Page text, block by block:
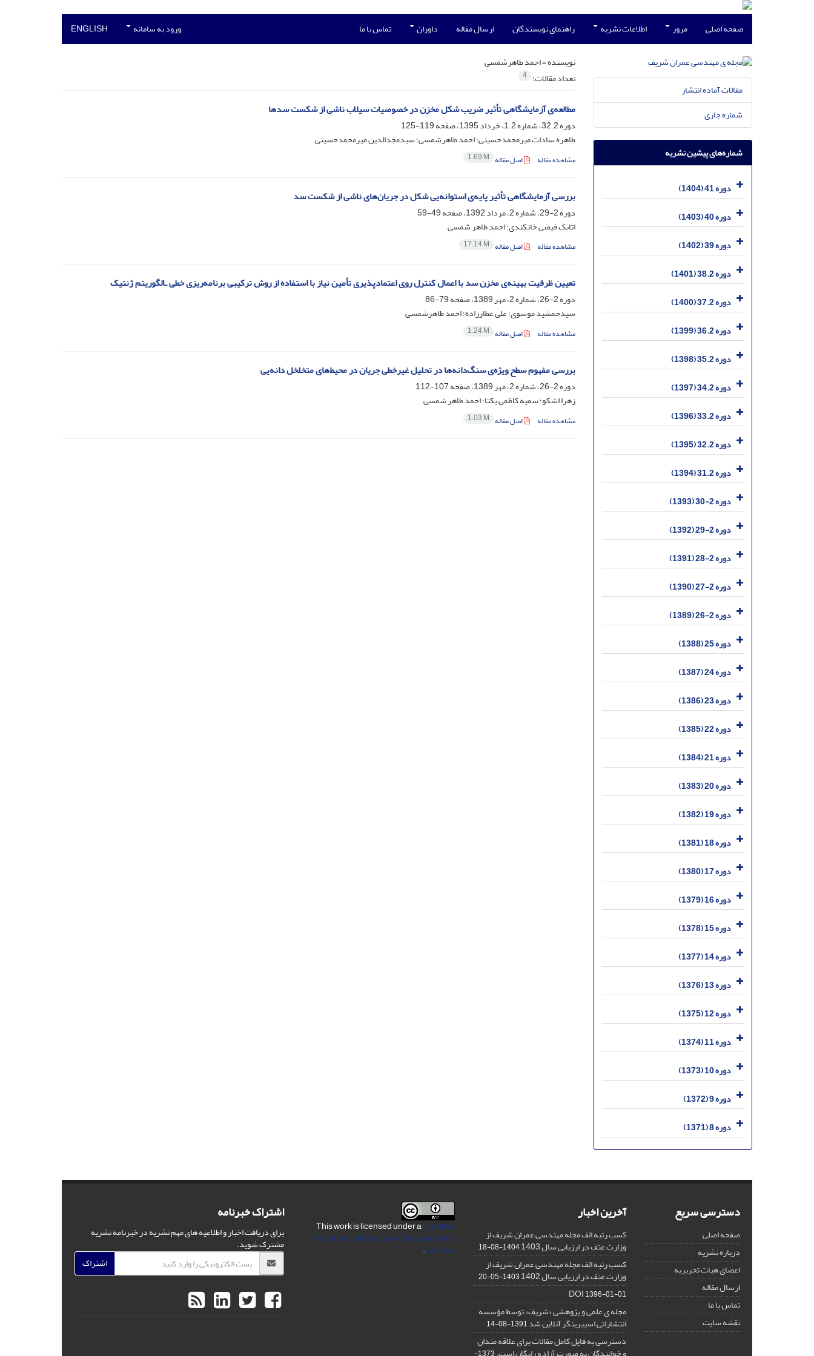
صفحه اصلی مرور اطلاعات نشریه راهنمای نویسندگان ارسال مقاله داوران تماس با ما ورود به سامانه ENGLISH
نویسنده =احمد طاهرشمسی
تعداد مقالات: 4
مطالعه‌ی آزمایشگاهی تأثیر ضریب شکل مخزن در خصوصیات سیلاب ناشی از شکست سدها
دوره 32.2، شماره 1.2، خرداد 1395، صفحه
119-125
طاهره سادات میرمحمدحسینی؛ احمد طاهرشمسی؛ سیدمجدالدین میرمحمدحسینی
مشاهده مقاله اصل مقاله 1.69 M
بررسی آزمایشگاهی تأثیر پایه‌ی استوانه‌یی شکل در جریان‌های ناشی از شکست سد
دوره 2-29، شماره 2، مرداد 1392، صفحه
49-59
اتابک فیضی خانکندی؛ احمد طاهر شمسی
مشاهده مقاله اصل مقاله 17.14 M
تعیین ظرفیت بهینه‌ی مخزن سد با اعمال کنترل روی اعتمادپذیری تأمین نیاز با استفاده از روش ترکیبی برنامه‌ریزی خطی ـالگوریتم ژنتیک
دوره 2-26، شماره 2، مهر 1389، صفحه
79-86
سیدجمشید موسوی؛ علی عطارزاده؛ احمد طاهرشمسی
مشاهده مقاله اصل مقاله 1.24 M
بررسی مفهوم سطح ویژه‌ی سنگ‌دانه‌ها در تحلیل غیرخطی جریان در محیط‌های متخلخل دانه‌یی
دوره 2-26، شماره 2، مهر 1389، صفحه
107-112
زهرا اشکو؛ سمیه کاظمی یکتا؛ احمد طاهر شمسی
مشاهده مقاله اصل مقاله 1.03 M
مقالات آماده انتشار
شماره جاری
شماره‌های پیشین نشریه
دوره 41 (1404)
دوره 40 (1403)
دوره 39 (1402)
دوره 38.2 (1401)
دوره 37.2 (1400)
دوره 36.2 (1399)
دوره 35.2 (1398)
دوره 34.2 (1397)
دوره 33.2 (1396)
دوره 32.2 (1395)
دوره 31.2 (1394)
دوره 2-30 (1393)
دوره 2-29 (1392)
دوره 2-28 (1391)
دوره 2-27 (1390)
دوره 2-26 (1389)
دوره 25 (1388)
دوره 24 (1387)
دوره 23 (1386)
دوره 22 (1385)
دوره 21 (1384)
دوره 20 (1383)
دوره 19 (1382)
دوره 18 (1381)
دوره 17 (1380)
دوره 16 (1379)
دوره 15 (1378)
دوره 14 (1377)
دوره 13 (1376)
دوره 12 (1375)
دوره 11 (1374)
دوره 10 (1373)
دوره 9 (1372)
دوره 8 (1371)
دسترسی سریع
صفحه اصلی
درباره نشریه
اعضای هیات تحریریه
ارسال مقاله
تماس با ما
نقشه سایت
آخرین اخبار
کسب رتبه الف مجله مهندسی عمران شریف از
وزارت عتف در ارزیابی سال 1403 1404-08-18
کسب رتبه الف مجله مهندسی عمران شریف از
وزارت عتف در ارزیابی سال 1402 1403-05-20
DOI1396-01-01
مجله ی علمی و پژوهشی «شریف» توسط مؤسسه
انتشاراتی اسپیرینگر آنلاین شد1391-08-14
دسترسی به فایل کامل مقالات برای علاقه مندان
This work is licensed under aCreative
Commons Attribution 4.0 International
License
.
اشتراک خبرنامه
برای دریافت اخبار و اطلاعیه های مهم نشریه در خبرنامه نشریه
مشترک شوید.
اشتراک